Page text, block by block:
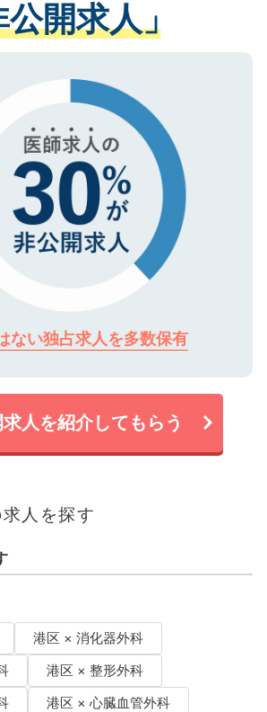
バシーマークを取得済みです。
だいた個人情報は、SSL（デー
持に関してもご安心ください。
だきます。すぐにご転職をされ
、長期的なサポートが可能です
はご登録ください。
公開求人」
ない独占求人を多数保有
人を紹介してもらう
人を探す
港区 × 消化器外科
港区 × 整形外科
港区 × 心臓血管外科